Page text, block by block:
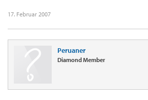
17. Februar 2007
Peruaner
Diamond Member